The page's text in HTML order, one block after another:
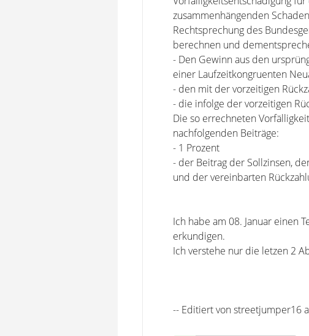
zusammenhängenden
Rechtsprechung des
berechnen und
- Den Gewinn aus den
einer Laufzeitkongruenten
- den mit der vorzeitigen
- die infolge der vorzeitigen
Die so errechneten
nachfolgenden Beiträge:
- 1 Prozent
- der Beitrag der Sollzinsen,
und der vereinbarten
Ich habe am 08. Januar einen
erkundigen.
Ich verstehe nur die letzen 2
-- Editiert von streetjumper16